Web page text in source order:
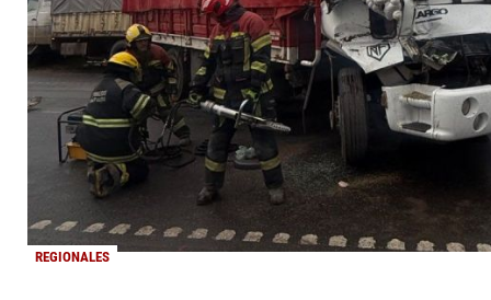
REGIONALES